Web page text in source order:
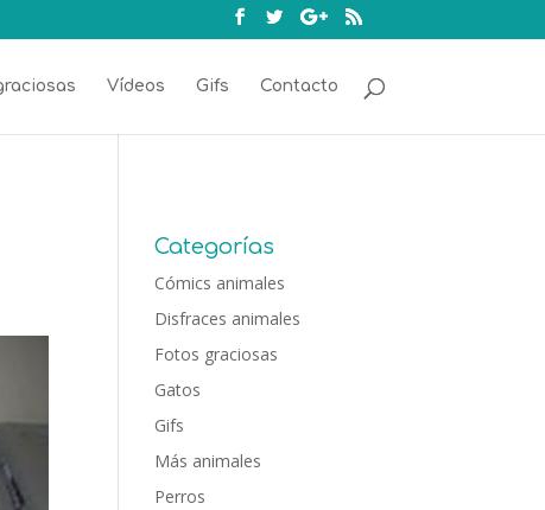
Vídeos Gifs Contacto
Categorías
Cómics animales
Disfraces animales
Fotos graciosas
Gatos
Gifs
Más animales
Perros